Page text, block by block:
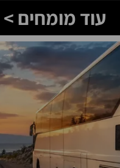
עוד מומחים >